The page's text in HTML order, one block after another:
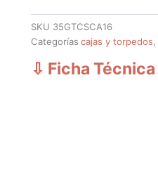
SKU 35GTCSCA16
Categorías cajas y torpedos
⇩ Ficha Técnica